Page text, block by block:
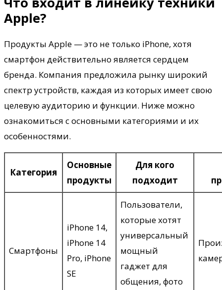
Apple?
Продукты Apple — это не только iPhone, хотя
смартфон действительно является сердцем
бренда. Компания предложила рынку широкий
спектр устройств, каждая из которых имеет свою
целевую аудиторию и функции. Ниже можно
ознакомиться с основными категориями и их
особенностями.
Категория
Основные
продукты
Для кого
подходит
Смартфоны
iPhone 14,
iPhone 14
Pro, iPhone
SE
Пользователи,
которые хотят
универсальный
мощный
гаджет для
общения, фото